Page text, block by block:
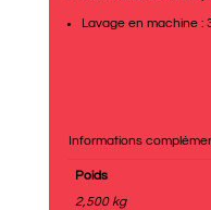
Lavage en machine :
Informations
Poids
2,500 kg